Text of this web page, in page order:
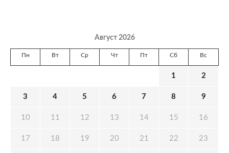
Август 2026
Пн Вт Ср Чт Пт Сб Вс
1 2
3 4 5 6 7 8 9
10 11 12 13 14 15 16
17 18 19 20 21 22 23